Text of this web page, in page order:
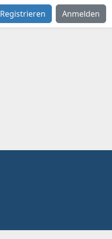
Registrieren Anmelden